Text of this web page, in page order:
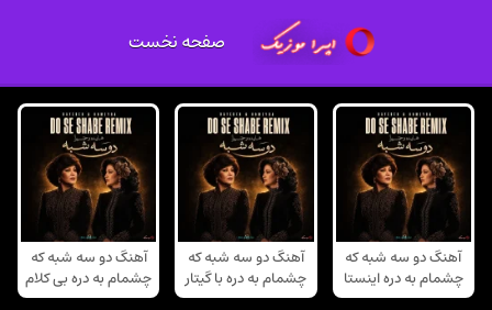
صفحه نخست
آهنگ دو سه شبه که
چشمام به دره اینستا
آهنگ دو سه شبه که
چشمام به دره با گیتار
آهنگ دو سه شبه که
چشمام به دره بی کلام